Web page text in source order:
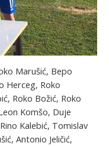
Marušić, Bepo
Herceg, Roko
Roko Božić, Roko
Komšo, Duje
Kalebić, Tomislav
Antonio Jeličić,